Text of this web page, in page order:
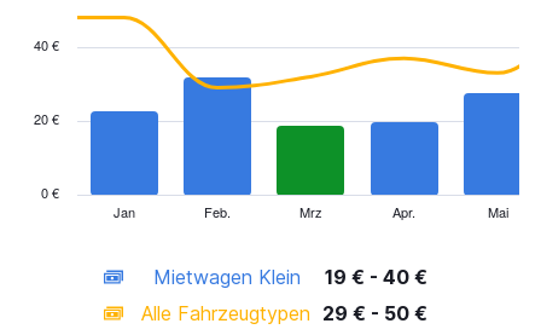
has
displaying
categories.
Jan Feb. Mrz Apr. Mai
0 €
20 €
40 €
Mietwagen Klein
19 € - 40 €
Alle Fahrzeugtypen 29 € - 50 €